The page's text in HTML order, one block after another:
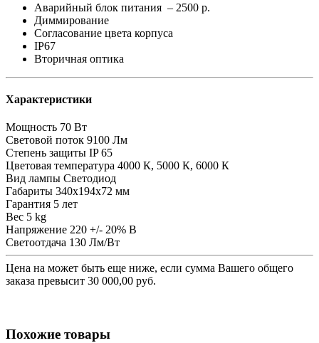
Аварийный блок питания – 2500 р.
Диммирование
Согласование цвета корпуса
IP67
Вторичная оптика
Характеристики
Мощность 70 Вт
Световой поток 9100 Лм
Степень защиты IP 65
Цветовая температура 4000 К, 5000 К, 6000 К
Вид лампы Светодиод
Габариты 340х194х72 мм
Гарантия 5 лет
Вес 5 kg
Напряжение 220 +/- 20% В
Светоотдача 130 Лм/Вт
Цена на может быть еще ниже, если сумма Вашего общего
заказа превысит 30 000,00 руб.
Похожие товары